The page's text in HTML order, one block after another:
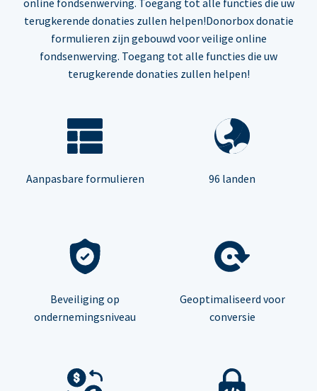
terugkerende donaties zullen helpen!Donorbox donatie
formulieren zijn gebouwd voor veilige online
fondsenwerving. Toegang tot alle functies die uw
terugkerende donaties zullen helpen!
Aanpasbare formulieren 96 landen
Beveiliging op
ondernemingsniveau
Geoptimaliseerd voor
conversie